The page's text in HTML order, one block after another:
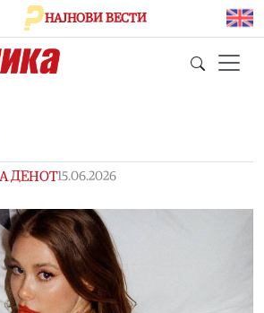
НАЈНОВИ ВЕСТИ
ДЕНОТ15.06.2026